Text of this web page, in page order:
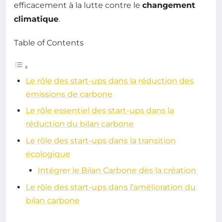
efficacement à la lutte contre le changement
climatique.
Table of Contents
Le rôle des start-ups dans la réduction des
émissions de carbone
Le rôle essentiel des start-ups dans la
réduction du bilan carbone
Le rôle des start-ups dans la transition
écologique
Intégrer le Bilan Carbone dès la création
Le rôle des start-ups dans l’amélioration du
bilan carbone